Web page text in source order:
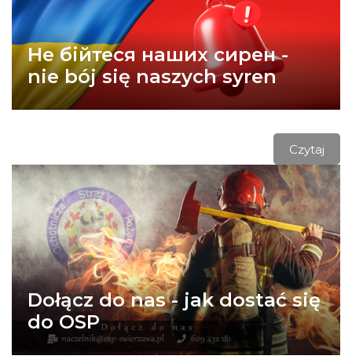
Не бійтеся наших сирен -
nie bój się naszych syren
Czytaj
Dołącz do nas - jak dostać się
do OSP